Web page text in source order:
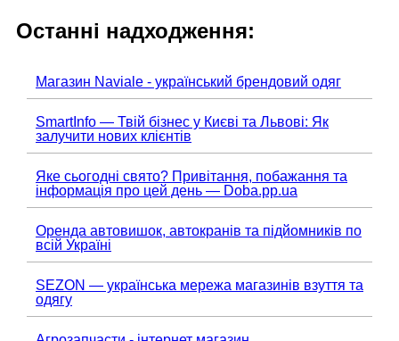
Останні надходження:
Магазин Naviale - український брендовий одяг
SmartInfo — Твій бізнес у Києві та Львові: Як
залучити нових клієнтів
Яке сьогодні свято? Привітання, побажання та
інформація про цей день — Doba.pp.ua
Оренда автовишок, автокранів та підйомників по
всій Україні
SEZON — українська мережа магазинів взуття та
одягу